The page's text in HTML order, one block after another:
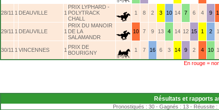
28/11 1 DEAUVILLE 1
PRIX LYPHARD -
POLYTRACK
CHALL
1 8 2 3 10 14 7 6 4 9
29/11 1 DEAUVILLE 1
PRIX DU MANOIR
DE LA
SALAMANDR
10 7 9 13 4 14 12 15 1 2
30/11 1 VINCENNES 1 PRIX DE
BOURIGNY
1 7 16 6 3 14 9 2 4 10
En rouge =
Résultats et rapports
Pronostiqués : 30 - Gagnés : 13 - Réussite